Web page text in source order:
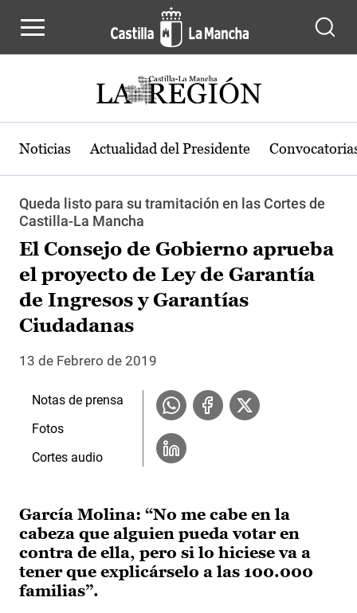
Noticias Actualidad del Presidente
Queda listo para su tramitación en las Cortes de
Castilla-La Mancha
El Consejo de Gobierno aprueba
el proyecto de Ley de Garantía
de Ingresos y Garantías
Ciudadanas
13 de Febrero de 2019
García Molina: “No me cabe en la
cabeza que alguien pueda votar en
contra de ella, pero si lo hiciese va a
tener que explicárselo a las 100.000
familias”.
Notas de prensa
Fotos
Cortes audio